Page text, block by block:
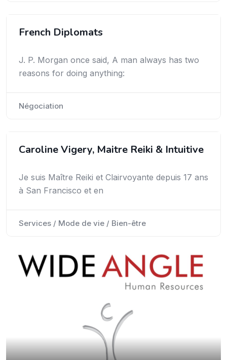
French Diplomats
J. P. Morgan once said, A man always has two
reasons for doing anything:
Négociation
Caroline Vigery, Maitre Reiki & Intuitive
Je suis Maître Reiki et Clairvoyante depuis 17 ans
à San Francisco et en
Services / Mode de vie / Bien-être